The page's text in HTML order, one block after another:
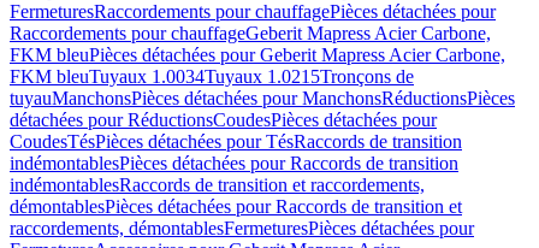
FermeturesRaccordements pour chauffagePièces détachées pour
Raccordements pour chauffageGeberit Mapress Acier Carbone,
FKM bleuPièces détachées pour Geberit Mapress Acier Carbone,
FKM bleuTuyaux 1.0034Tuyaux 1.0215Tronçons de
tuyauManchonsPièces détachées pour ManchonsRéductionsPièces
détachées pour RéductionsCoudesPièces détachées pour
CoudesTésPièces détachées pour TésRaccords de transition
indémontablesPièces détachées pour Raccords de transition
indémontablesRaccords de transition et raccordements,
démontablesPièces détachées pour Raccords de transition et
raccordements, démontablesFermeturesPièces détachées pour